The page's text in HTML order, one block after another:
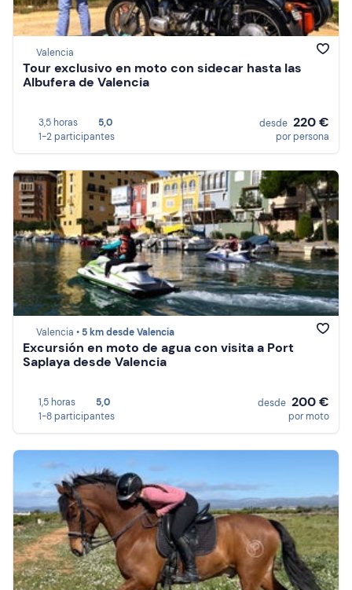
Valencia
Tour exclusivo en moto con sidecar hasta las
Albufera de Valencia
3,5 horas
5,0
1-2 participantes
desde 220 €
por persona
Valencia • 5 km desde Valencia
Excursión en moto de agua con visita a Port
Saplaya desde Valencia
1,5 horas
5,0
1-8 participantes
desde 200 €
por moto